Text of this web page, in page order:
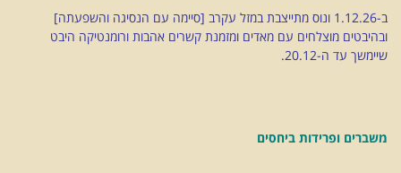
ב-1.12.26 ונוס מתייצבת במזל עקרב [סיימה עם הנסיגה והשפעתה]
ובהיבטים מוצלחים עם מאדים ומזמנת קשרים אהבות ורומנטיקה היבט
שיימשך עד ה-20.12.
משברים ופרידות ביחסים